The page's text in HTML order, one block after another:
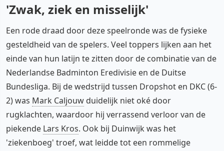
'Zwak, ziek en misselijk'
Een rode draad door deze speelronde was de fysieke
gesteldheid van de spelers. Veel toppers lijken aan het
einde van hun latijn te zitten door de combinatie van de
Nederlandse Badminton Eredivisie en de Duitse
Bundesliga. Bij de wedstrijd tussen Dropshot en DKC (6-
2) was Mark Caljouw duidelijk niet oké door
rugklachten, waardoor hij verrassend verloor van de
piekende Lars Kros. Ook bij Duinwijk was het
'ziekenboeg' troef, wat leidde tot een rommelige